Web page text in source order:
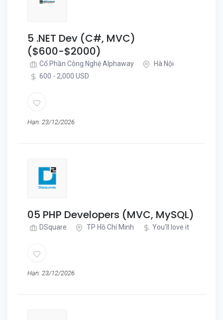
5 .NET Dev (C#, MVC)
($600-$2000)
Cổ Phần Công Nghệ Alphaway
Hà Nội
600 - 2,000 USD
Hạn: 23/12/2026
05 PHP Developers (MVC, MySQL)
DSquare TP Hồ Chí Minh You'll love it
Hạn: 23/12/2026